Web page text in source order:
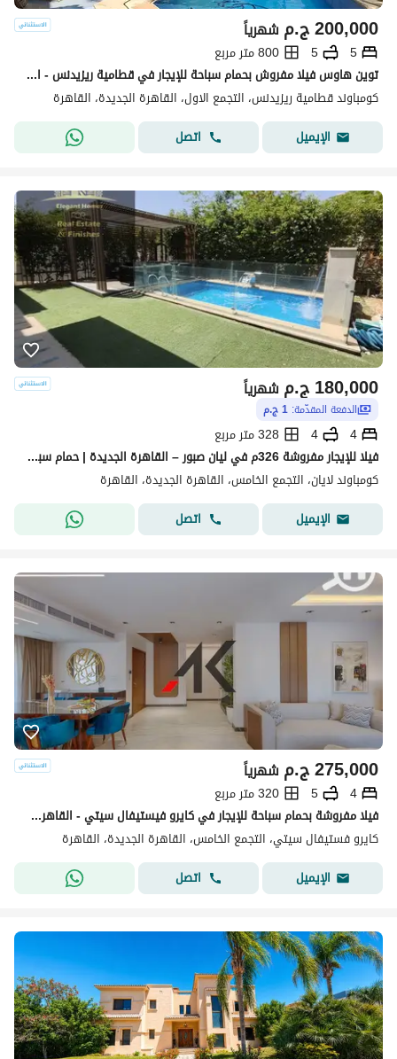
ج.م200,000 شهرياً
5
5
800 متر مربع
توين هاوس فيلا مفروش بحمام سباحة للإيجار في قطامية ريزيدنس - القاهرة الجديدة
كومباوند قطامية ريزيدنس، التجمع الاول، القاهرة الجديدة، القاهرة
الإيميل
اتصل
ج.م180,000 شهرياً
الدفعة المقدّمة: 1 ج.م
4
4
328 متر مربع
فيلا للإيجار مفروشة 326م في ليان صبور – القاهرة الجديدة | حمام سباحة
كومباوند لايان، التجمع الخامس، القاهرة الجديدة، القاهرة
الإيميل
اتصل
ج.م275,000 شهرياً
4
5
320 متر مربع
فيلا مفروشة بحمام سباحة للإيجار في كايرو فيستيفال سيتي - القاهرة الجديدة
كايرو فستيفال سيتي، التجمع الخامس، القاهرة الجديدة، القاهرة
الإيميل
اتصل